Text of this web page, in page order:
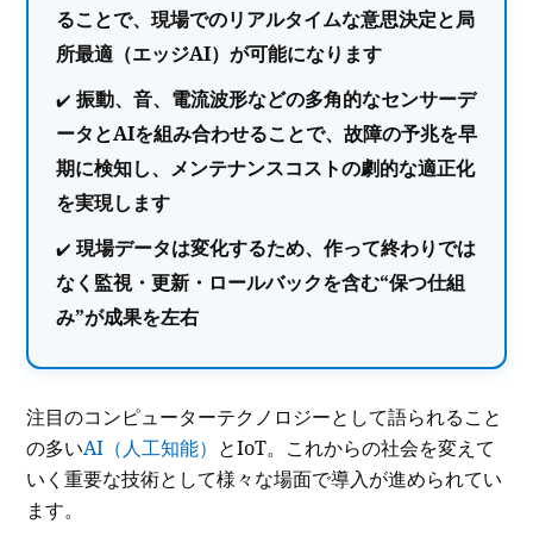
ることで、現場でのリアルタイムな意思決定と局
所最適（エッジAI）が可能になります
振動、音、電流波形などの多角的なセンサーデ
ータとAIを組み合わせることで、故障の予兆を早
期に検知し、メンテナンスコストの劇的な適正化
を実現します
現場データは変化するため、作って終わりでは
なく監視・更新・ロールバックを含む“保つ仕組
み”が成果を左右
注目のコンピューターテクノロジーとして語られること
の多いAI（人工知能） とIoT。これからの社会を変えて
いく重要な技術として様々な場面で導入が進められてい
ます。